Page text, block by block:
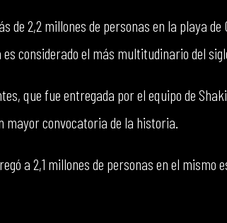
de 2,2 millones de personas en la playa
considerado el más multitudinario del
que fue entregada por el equipo de
convocatoria de la historia.
a 2,1 millones de personas en el